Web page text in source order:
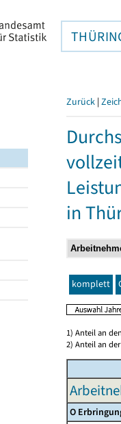
Zurück |
in
komplett
1) Anteil an
2) Anteil an
O